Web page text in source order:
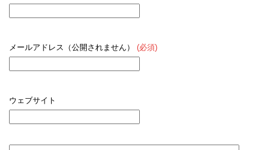
メールアドレス（公開されません） (必須)
ウェブサイト